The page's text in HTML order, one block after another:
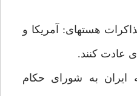
هسته‏اى: آمريكا و
عادت كنند.
ايران به شوراى حكام